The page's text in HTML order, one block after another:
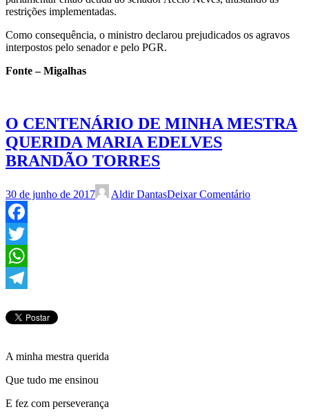
restrições implementadas.
Como consequência, o ministro declarou prejudicados os agravos
interpostos pelo senador e pelo PGR.
Fonte – Migalhas
O CENTENÁRIO DE MINHA MESTRA
QUERIDA MARIA EDELVES
BRANDÃO TORRES
30 de junho de 2017 Aldir DantasDeixar Comentário
Facebook
Twitter
WhatsApp
A minha mestra querida
Que tudo me ensinou
E fez com perseverança